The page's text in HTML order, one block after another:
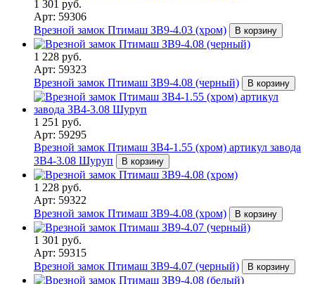
1 301 руб.
Арт: 59306
Врезной замок Птимаш ЗВ9-4.03 (хром)
В корзину
1 228 руб.
Арт: 59323
Врезной замок Птимаш ЗВ9-4.08 (черный)
В корзину
1 251 руб.
Арт: 59295
Врезной замок Птимаш ЗВ4-1.55 (хром) артикул завода
ЗВ4-3.08 Шуруп
В корзину
1 228 руб.
Арт: 59322
Врезной замок Птимаш ЗВ9-4.08 (хром)
В корзину
1 301 руб.
Арт: 59315
Врезной замок Птимаш ЗВ9-4.07 (черный)
В корзину